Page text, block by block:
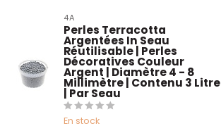
4A
Perles Terracotta
Argentées In Seau
Réutilisable | Perles
Décoratives Couleur
Argent | Diamètre 4 - 8
Millimètre | Contenu 3 Litre
| Par Seau
En stock